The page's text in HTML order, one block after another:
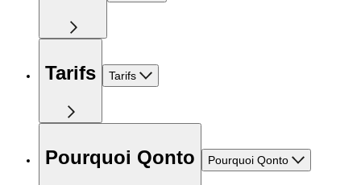
Tarifs Tarifs
Pourquoi Qonto Pourquoi Qonto